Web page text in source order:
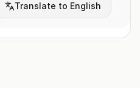
Translate to English